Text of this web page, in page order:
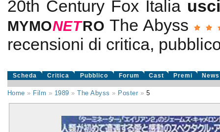
20th Century Fox Italia
MYMONETRO The Abyss
recensioni di critica,
Scheda Critica Pubblico Forum Cast Premi News
Home » Film » 1989 »The Abyss » Poster » 5